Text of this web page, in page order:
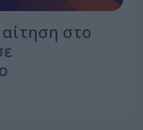
στο